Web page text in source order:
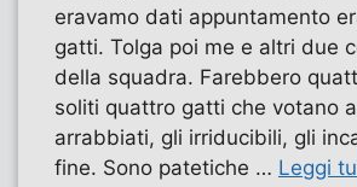
eravamo dati appuntamento
gatti. Tolga poi me e altri due
della squadra. Farebbero
soliti quattro gatti che votano
arrabbiati, gli irriducibili, gli
fine. Sono patetiche … Leggi